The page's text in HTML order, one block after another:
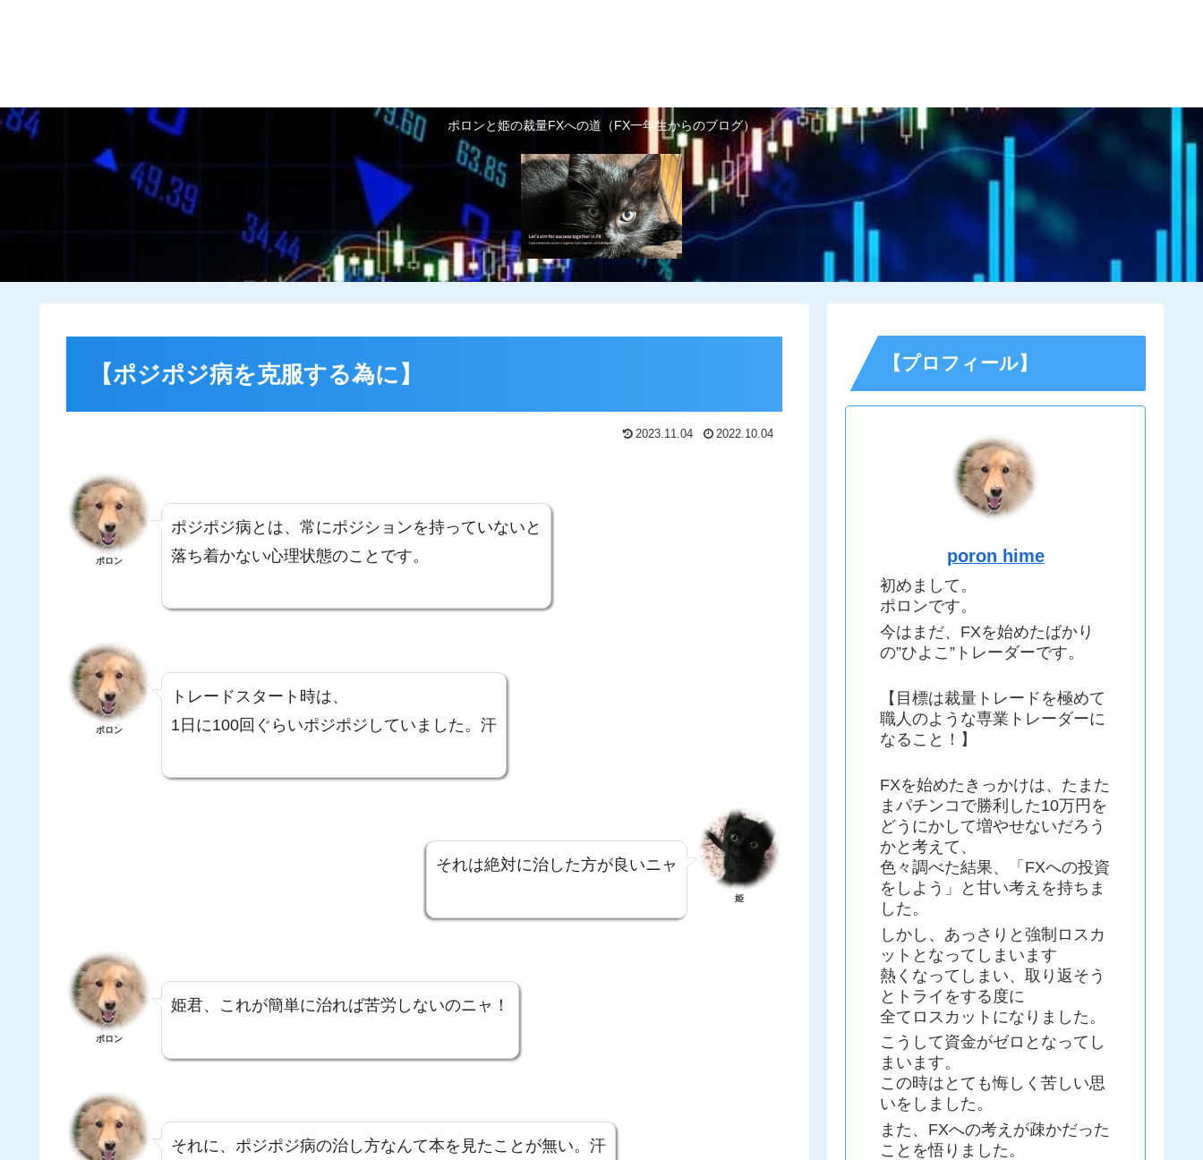
ポロンと姫の裁量FXへの道（FX一年生からのブログ）
ーダーさん紹介
【ポジポジ病を克服する為に】
2023.11.04 2022.10.04
ポロン
ポジポジ病とは、常にポジションを持っていないと
落ち着かない心理状態のことです。
ポロン
トレードスタート時は、
1日に100回ぐらいポジポジしていました。汗
それは絶対に治した方が良いニャ
姫
ポロン
姫君、これが簡単に治れば苦労しないのニャ！
それに、ポジポジ病の治し方なんて本を見たことが無い。汗
【プロフィール】
poron hime
初めまして。
ポロンです。
今はまだ、FXを始めたばかり
の”ひよこ”トレーダーです。
【目標は裁量トレードを極めて
職人のような専業トレーダーに
なること！】
FXを始めたきっかけは、たまた
まパチンコで勝利した10万円を
どうにかして増やせないだろう
かと考えて、
色々調べた結果、「FXへの投資
をしよう」と甘い考えを持ちま
した。
しかし、あっさりと強制ロスカ
ットとなってしまいます
熱くなってしまい、取り返そう
とトライをする度に
全てロスカットになりました。
こうして資金がゼロとなってし
まいます。
この時はとても悔しく苦しい思
いをしました。
また、FXへの考えが疎かだった
ことを悟りました。